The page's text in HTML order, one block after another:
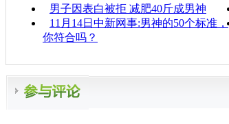
男子因表白被拒 减肥40斤成男神
11月14日中新网事:男神的50个标准，
你符合吗？